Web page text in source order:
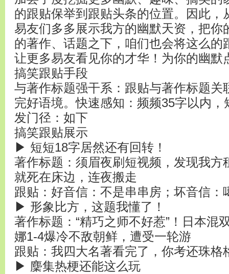
的跟贴保举到跟贴头条的位置。因此，
易友们多多展示我方的幽默天资，把你
的著作、话题之下，咱们也会将这么的
让更多易友看见你的才华！为你的幽默
搞笑跟贴手段
与著作标题强干系：跟贴与著作标题关
完好语境。快速感知：频频35字以内
发门径：如下
搞笑跟贴展示
▶ 短短18字居然还有回转！
著作标题：须眉夜刷短视频，发现我方
就死在床边，连夜搬走
跟贴：好音信：不是串串房；坏音信：
▶ 形象比方，这题我懂了！
著作标题：“精巧之师不好惹”！日本混
娜1-4爆冷不敌朝鲜，遭受一轮游
跟贴：我四大名著看完了，你考还珠格
▶ 麇集热梗还能这么玩